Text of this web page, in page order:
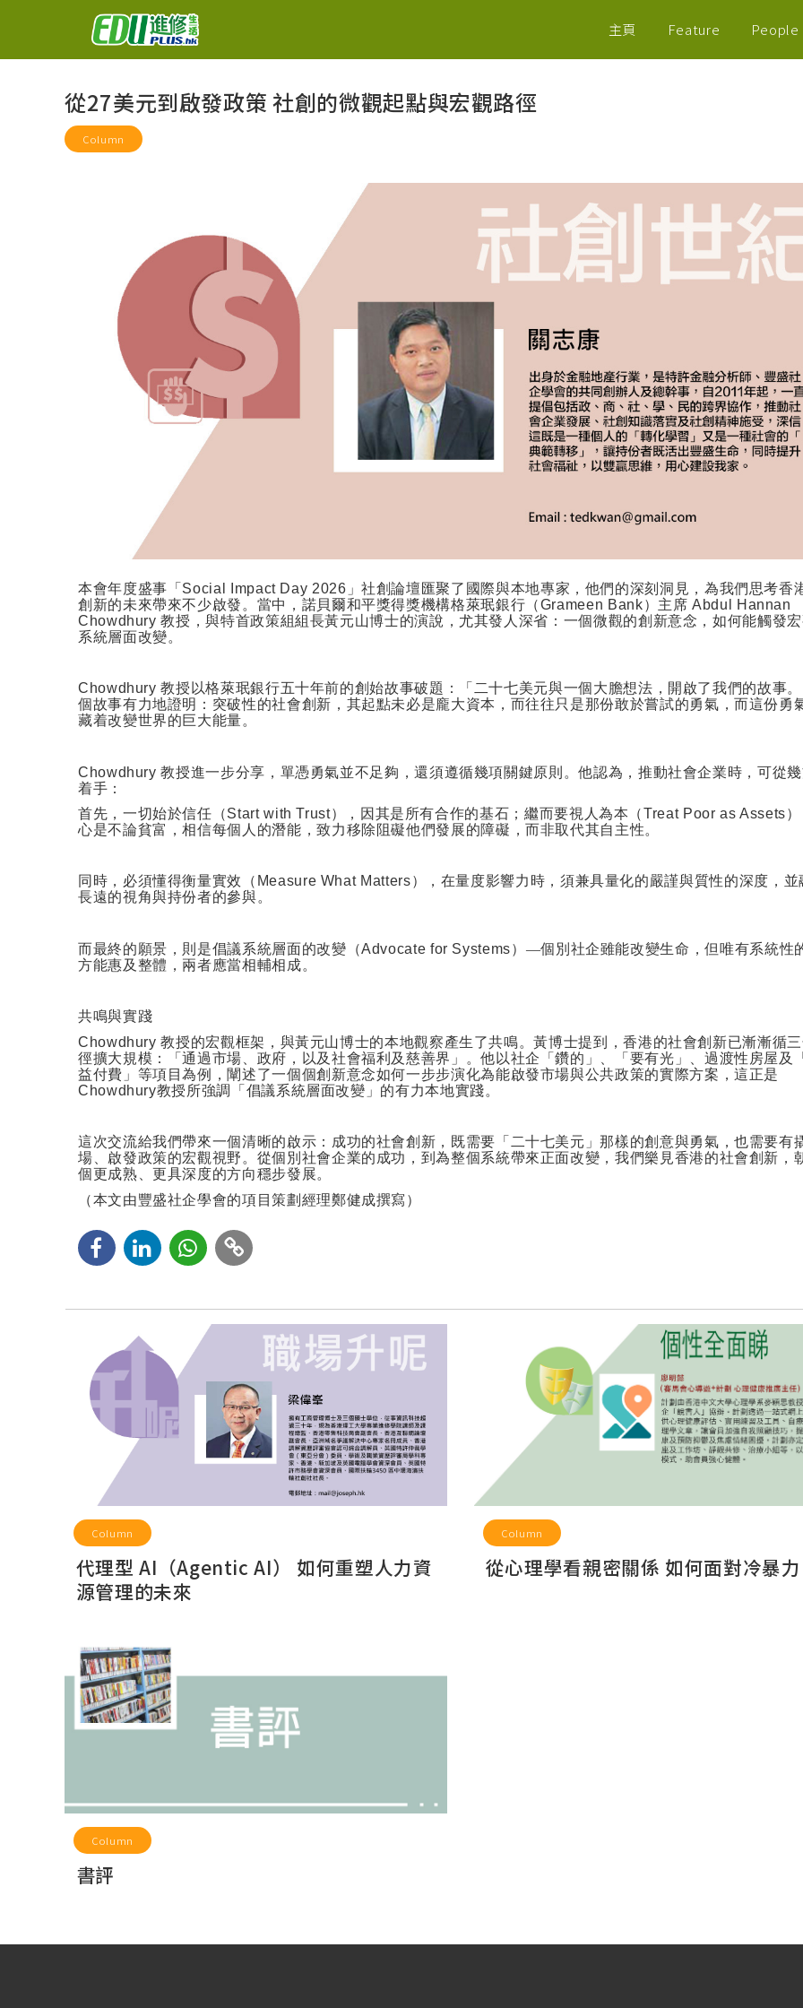
主頁 Feature People
從27美元到啟發政策 社創的微觀起點與宏觀路徑
Column
本會年度盛事「 Social Impact Day 2026 」社創論壇匯聚了國際與本地專家，他們的深刻洞見，為我們思考香
創新的未來帶來不少啟發。當中，諾貝爾和平獎得獎機構格萊珉銀行（Grameen Bank）主席 Abdul Hannan
Chowdhury教授，與特首政策組組長黃元山博士的演說，尤其發人深省：一個微觀的創新意念，如何能觸發
系統層面改變。
Chowdhury教授以格萊珉銀行五十年前的創始故事破題：「二十七美元與一個大膽想法，開啟了我們的故事
個故事有力地證明：突破性的社會創新，其起點未必是龐大資本，而往往只是那份敢於嘗試的勇氣，而這份勇
藏着改變世界的巨大能量。
Chowdhury教授進一步分享，單憑勇氣並不足夠，還須遵循幾項關鍵原則。他認為，推動社會企業時，可從
着手：
首先，一切始於信任（Start with Trust），因其是所有合作的基石；繼而要視人為本（Treat Poor as Assets
心是不論貧富，相信每個人的潛能，致力移除阻礙他們發展的障礙，而非取代其自主性。
同時，必須懂得衡量實效（ Measure What Matters），在量度影響力時，須兼具量化的嚴謹與質性的深度，並
長遠的視角與持份者的參與。
而最終的願景，則是倡議系統層面的改變（Advocate for Systems）—個別社企雖能改變生命，但唯有系統性
方能惠及整體，兩者應當相輔相成。
共鳴與實踐
Chowdhury教授的宏觀框架，與黃元山博士的本地觀察產生了共鳴。黃博士提到，香港的社會創新已漸漸循
徑擴大規模：「通過市場、政府，以及社會福利及慈善界」。他以社企「鑽的」、「要有光」、過渡性房屋及
益付費」等項目為例，闡述了一個個創新意念如何一步步演化為能啟發市場與公共政策的實際方案，這正是
Chowdhury教授所強調「倡議系統層面改變」的有力本地實踐。
這次交流給我們帶來一個清晰的啟示：成功的社會創新，既需要「二十七美元」那樣的創意與勇氣，也需要有
場、啟發政策的宏觀視野。從個別社會企業的成功，到為整個系統帶來正面改變，我們樂見香港的社會創新，
個更成熟、更具深度的方向穩步發展。
（本文由豐盛社企學會的項目策劃經理鄭健成撰寫）
Column
代理型 AI（Agentic AI） 如何重塑人力資
源管理的未來
Column
從心理學看親密關係 如何面對冷暴
Column
書評